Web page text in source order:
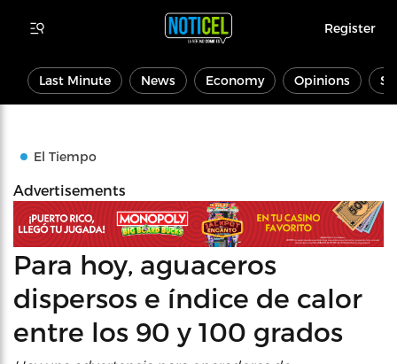
Register
Last Minute News Economy Opinions
El Tiempo
Advertisements
Para hoy, aguaceros
dispersos e índice de calor
entre los 90 y 100 grados